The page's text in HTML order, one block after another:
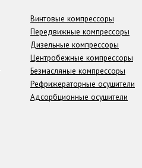
Винтовые компрессоры
Передвижные компрессоры
Дизельные компрессоры
Центробежные компрессоры
Безмасляные компрессоры
Рефрижераторные осушители
Адсорбционные осушители